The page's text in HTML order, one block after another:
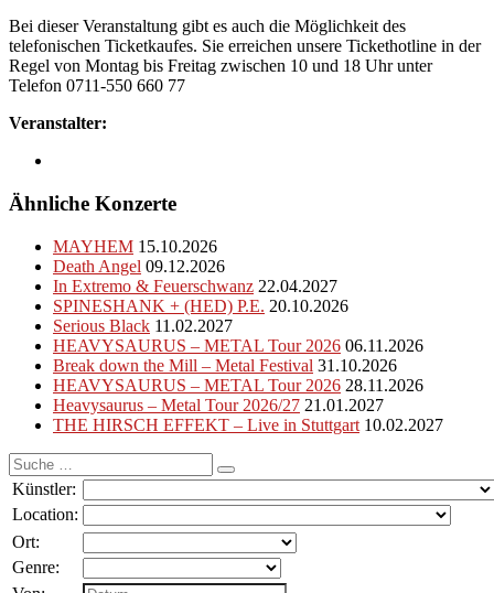
Bei dieser Veranstaltung gibt es auch die Möglichkeit des
telefonischen Ticketkaufes. Sie erreichen unsere Tickethotline in der
Regel von Montag bis Freitag zwischen 10 und 18 Uhr unter
Telefon 0711-550 660 77
Veranstalter:
Ähnliche Konzerte
MAYHEM 15.10.2026
Death Angel 09.12.2026
In Extremo & Feuerschwanz 22.04.2027
SPINESHANK + (HED) P.E. 20.10.2026
Serious Black 11.02.2027
HEAVYSAURUS – METAL Tour 2026 06.11.2026
Break down the Mill – Metal Festival 31.10.2026
HEAVYSAURUS – METAL Tour 2026 28.11.2026
Heavysaurus – Metal Tour 2026/27 21.01.2027
THE HIRSCH EFFEKT – Live in Stuttgart 10.02.2027
Suche
nach:
Künstler:
Location:
Ort:
Genre: